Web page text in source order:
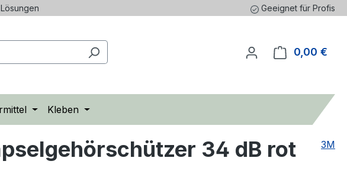
Geeignet für Profis
0,00 €
Kleben
34 dB rot
3M